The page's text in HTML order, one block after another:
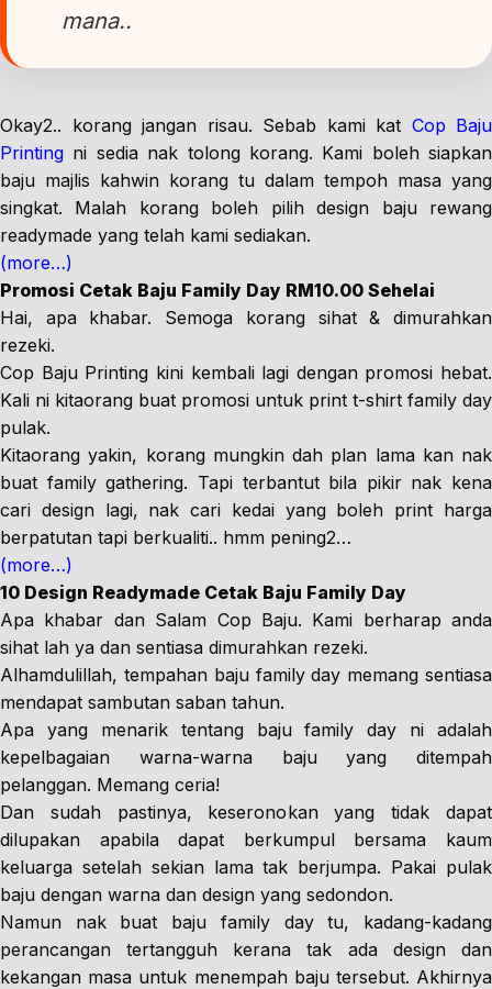
mana..
Okay2.. korang jangan risau. Sebab kami kat Cop Baju
Printing ni sedia nak tolong korang. Kami boleh siapkan
baju majlis kahwin korang tu dalam tempoh masa yang
singkat. Malah korang boleh pilih design baju rewang
readymade yang telah kami sediakan.
(more…)
Promosi Cetak Baju Family Day RM10.00 Sehelai
Hai, apa khabar. Semoga korang sihat & dimurahkan
rezeki.
Cop Baju Printing kini kembali lagi dengan promosi hebat.
Kali ni kitaorang buat promosi untuk print t-shirt family day
pulak.
Kitaorang yakin, korang mungkin dah plan lama kan nak
buat family gathering. Tapi terbantut bila pikir nak kena
cari design lagi, nak cari kedai yang boleh print harga
berpatutan tapi berkualiti.. hmm pening2…
(more…)
10 Design Readymade Cetak Baju Family Day
Apa khabar dan Salam Cop Baju. Kami berharap anda
sihat lah ya dan sentiasa dimurahkan rezeki.
Alhamdulillah, tempahan baju family day memang sentiasa
mendapat sambutan saban tahun.
Apa yang menarik tentang baju family day ni adalah
kepelbagaian warna-warna baju yang ditempah
pelanggan. Memang ceria!
Dan sudah pastinya, keseronokan yang tidak dapat
dilupakan apabila dapat berkumpul bersama kaum
keluarga setelah sekian lama tak berjumpa. Pakai pulak
baju dengan warna dan design yang sedondon.
Namun nak buat baju family day tu, kadang-kadang
perancangan tertangguh kerana tak ada design dan
kekangan masa untuk menempah baju tersebut. Akhirnya